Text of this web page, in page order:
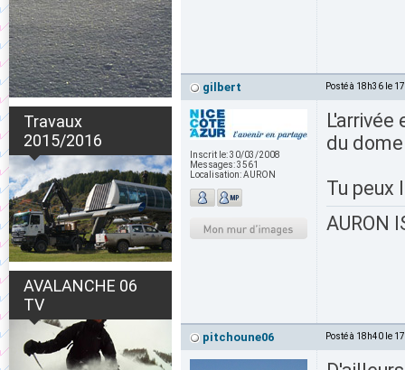
Travaux
2015/2016
AVALANCHE 06
TV
gilbert Posté à 18h36 le
Inscrit le:30/03/2008
Messages:3561
Localisation:AURON
du
Tu peux
AURON
pitchoune06 Posté à 18h40 le